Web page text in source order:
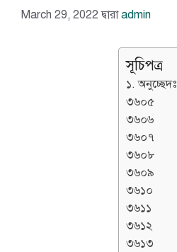
March 29, 2022 দ্বারাadmin
সূচিপত্র
১. অনুচ্ছেদঃ
৩৬০৫
৩৬০৬
৩৬০৭
৩৬০৮
৩৬০৯
৩৬১০
৩৬১১
৩৬১২
৩৬১৩